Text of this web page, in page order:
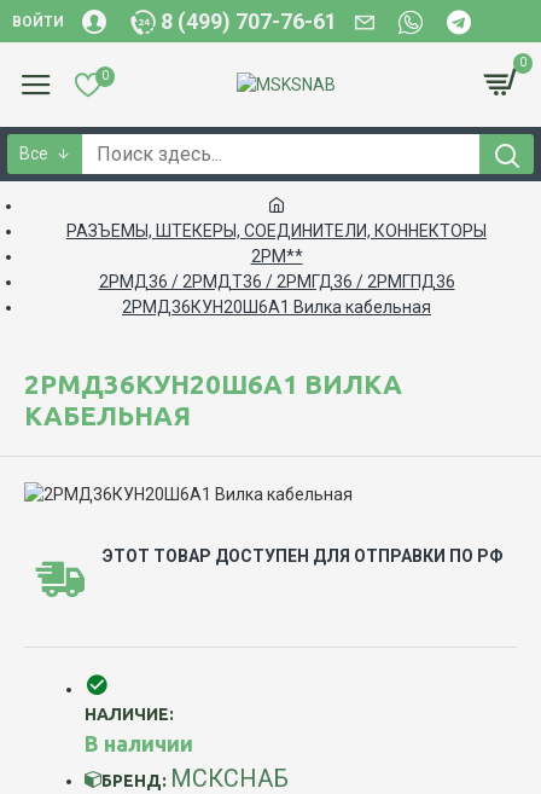
ВОЙТИ 8 (499) 707-76-61
0
0
Все
РАЗЪЕМЫ, ШТЕКЕРЫ, СОЕДИНИТЕЛИ, КОННЕКТОРЫ
2РМ**
2РМД36 / 2РМДТ36 / 2РМГД36 / 2РМГПД36
2РМД36КУН20Ш6А1 Вилка кабельная
2РМД36КУН20Ш6А1 ВИЛКА
КАБЕЛЬНАЯ
ЭТОТ ТОВАР ДОСТУПЕН ДЛЯ ОТПРАВКИ ПО РФ
НАЛИЧИЕ:
В наличии
БРЕНД: МСКСНАБ